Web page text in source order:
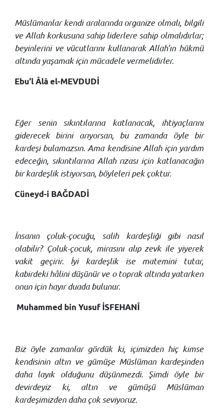
Müslümanlar kendi aralarında organize olmalı, bilgili
ve Allah korkusuna sahip liderlere sahip olmalıdırlar;
beyinlerini ve vücutlarını kullanarak Allah’ın hükmü
altında yaşamak için mücadele vermelidirler.
Ebu’l Âlâ el-MEVDUDİ
Eğer senin sıkıntılarına katlanacak, ihtiyaçlarını
giderecek birini arıyorsan, bu zamanda öyle bir
kardeşi bulamazsın. Ama kendisine Allah için yardım
edeceğin, sıkıntılarına Allah rızası için katlanacağın
bir kardeşlik istiyorsan, böyleleri pek çoktur.
Cüneyd-i BAĞDADİ
İnsanın çoluk-çocuğu, salih kardeşliği gibi nasıl
olabilir? Çoluk-çocuk, mirasını alıp zevk ile yiyerek
vakit geçirir. İyi kardeşlik ise matemini tutar,
kabirdeki hâlini düşünür ve o toprak altında yatarken
onun için hayır duada bulunur.
Muhammed bin Yusuf İSFEHANÎ
Biz öyle zamanlar gördük ki, içimizden hiç kimse
kendisinin altın ve gümüşe Müslüman kardeşinden
daha layık olduğunu düşünmezdi. Şimdi öyle bir
devirdeyiz ki, altın ve gümüşü Müslüman
kardeşimizden daha çok seviyoruz.